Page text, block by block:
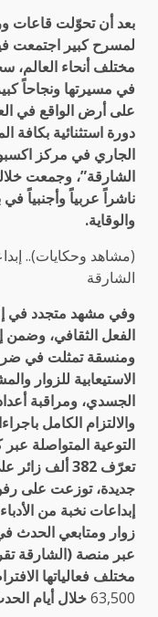
بعد أن تحوّلت قاعات
لمسرح كبير اجتمعت
مختلف أنحاء العالم،
في مسيرتها ونجاحاً
الجاري في مركز
ناشراً عربياً وأجنبياً
والوقاية.
(مشاهد وحكايات)..
الشارقة
وفي مشهد متجدد في
الفعل الثقافي، وضمن
ومنسقة تمثلت في
الاستيعابية للزوار
الجسدي، ومراقبة
والالتزام الكامل
التوعية المتواصلة
جديدة، توزعت على
إبداعات نخبة من
زوار ومتابعي الحدث
عبر منصة (الشارقة
مختلف فعالياتها
63,500خلال أيام